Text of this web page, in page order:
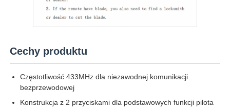
O nas
Wycieczka po fabryce
Kontrola jakości
Cechy produktu
Częstotliwość 433MHz dla niezawodnej komunikacji
bezprzewodowej
Konstrukcja z 2 przyciskami dla podstawowych funkcji pilota